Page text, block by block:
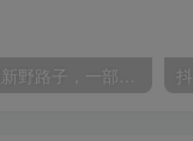
小红书最新拉新野路子，一部手机即可操作，一单15块，做得好日入2000+